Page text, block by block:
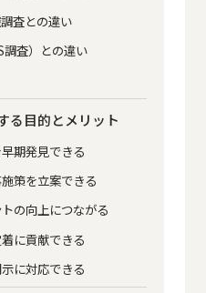
査との違い
調査）との違い
る目的とメリット
期発見できる
策を立案できる
の向上につながる
に貢献できる
に対応できる